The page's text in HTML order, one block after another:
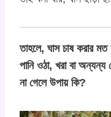
তাহলে, ঘাস চাষ করার মত
পানি ওঠা, খরা বা অন্যন্য
না গেলে উপায় কি?